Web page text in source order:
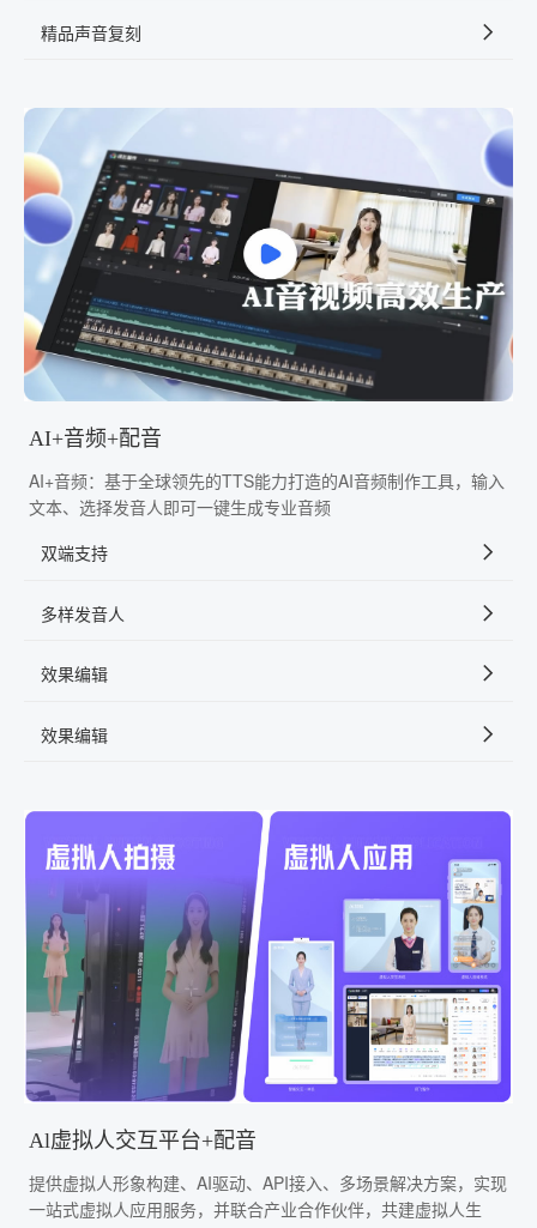
精品声音复刻
AI+音频+配音
AI+音频：基于全球领先的TTS能力打造的AI音频制作工具，输入
文本、选择发音人即可一键生成专业音频
双端支持
多样发音人
效果编辑
效果编辑
Al虚拟人交互平台+配音
提供虚拟人形象构建、AI驱动、API接入、多场景解决方案，实现
一站式虚拟人应用服务，并联合产业合作伙伴，共建虚拟人生